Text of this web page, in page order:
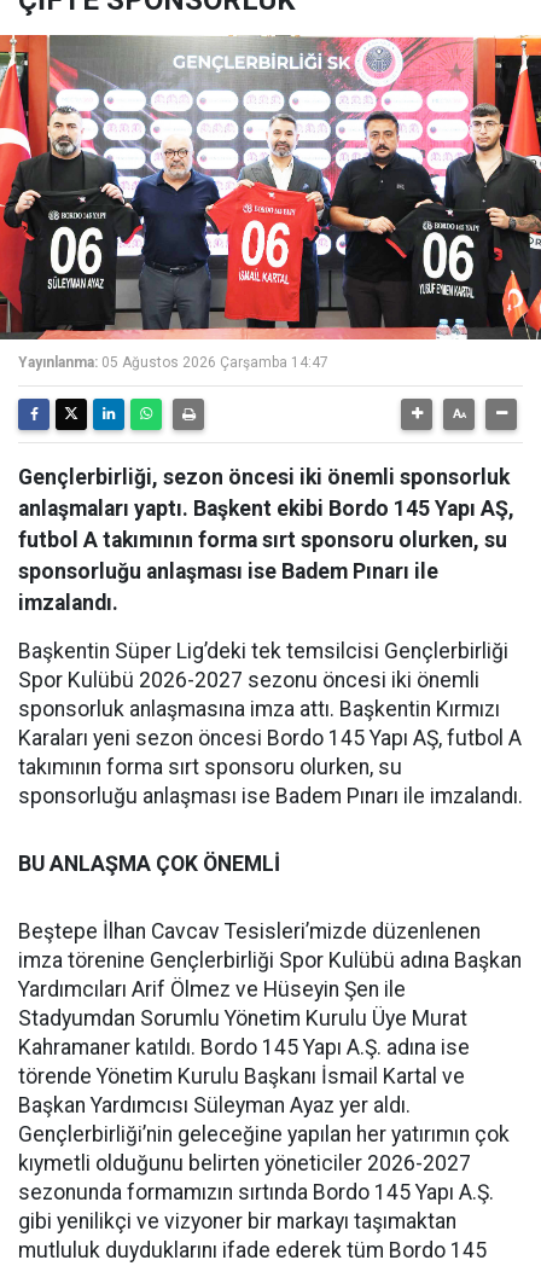
Yayınlanma: 05 Ağustos 2026 Çarşamba 14:47
Gençlerbirliği, sezon öncesi iki önemli sponsorluk
anlaşmaları yaptı. Başkent ekibi Bordo 145 Yapı AŞ,
futbol A takımının forma sırt sponsoru olurken, su
sponsorluğu anlaşması ise Badem Pınarı ile
imzalandı.
Başkentin Süper Lig’deki tek temsilcisi Gençlerbirliği
Spor Kulübü 2026-2027 sezonu öncesi iki önemli
sponsorluk anlaşmasına imza attı. Başkentin Kırmızı
Karaları yeni sezon öncesi Bordo 145 Yapı AŞ, futbol A
takımının forma sırt sponsoru olurken, su
sponsorluğu anlaşması ise Badem Pınarı ile imzalandı.
BU ANLAŞMA ÇOK ÖNEMLİ
Beştepe İlhan Cavcav Tesisleri’mizde düzenlenen
imza törenine Gençlerbirliği Spor Kulübü adına Başkan
Yardımcıları Arif Ölmez ve Hüseyin Şen ile
Stadyumdan Sorumlu Yönetim Kurulu Üye Murat
Kahramaner katıldı. Bordo 145 Yapı A.Ş. adına ise
törende Yönetim Kurulu Başkanı İsmail Kartal ve
Başkan Yardımcısı Süleyman Ayaz yer aldı.
Gençlerbirliği’nin geleceğine yapılan her yatırımın çok
kıymetli olduğunu belirten yöneticiler 2026-2027
sezonunda formamızın sırtında Bordo 145 Yapı A.Ş.
gibi yenilikçi ve vizyoner bir markayı taşımaktan
mutluluk duyduklarını ifade ederek tüm Bordo 145